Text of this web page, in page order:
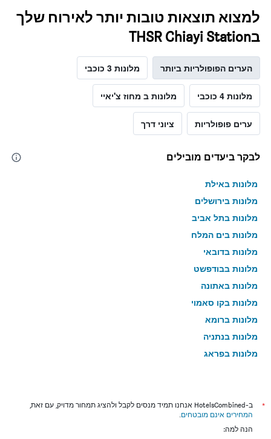
למצוא תוצאות טובות יותר לאירוח שלך
בTHSR Chiayi Station
הערים הפופולריות ביותר מלונות 3 כוכבי
מלונות 4 כוכבי מלונות ב מחוז צ'יאיי
ערים פופולריות ציוני דרך
לבקר ביעדים מובילים
מלונות באילת
מלונות בירושלים
מלונות בתל אביב
מלונות בים המלח
מלונות בדובאי
מלונות בבודפשט
מלונות באתונה
מלונות בקו סאמוי
מלונות ברומא
מלונות בנתניה
מלונות בפראג
מלונות בניו יורק
מלונות בבנגקוק
*
ב-HotelsCombined אנחנו תמיד מנסים לקבל ולהציג תמחור מדויק, עם זאת,
המחירים אינם מובטחים.
הנה למה: